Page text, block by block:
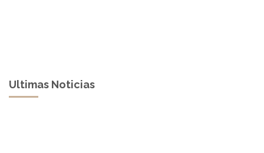
Ultimas Noticias